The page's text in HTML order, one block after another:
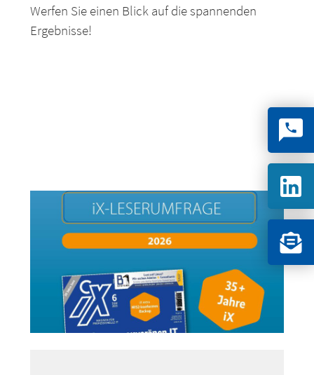
Werfen Sie einen Blick auf die spannenden
Ergebnisse!